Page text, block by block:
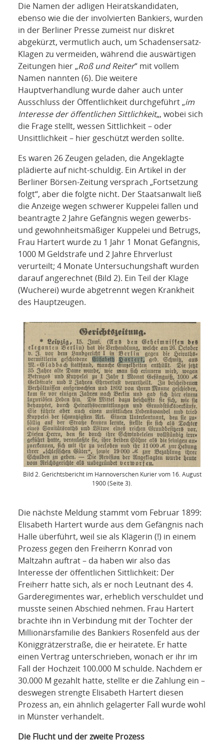
Die Namen der adligen Heiratskandidaten,
ebenso wie die der involvierten Bankiers, wurden
in der Berliner Presse zumeist nur diskret
abgekürzt, vermutlich auch, um Schadensersatz-
Klagen zu vermeiden, während die auswärtigen
Zeitungen hier „Roß und Reiter“ mit vollem
Namen nannten (6). Die weitere
Hauptverhandlung wurde daher auch unter
Ausschluss der Öffentlichkeit durchgeführt „im
Interesse der öffentlichen Sittlichkeit„, wobei sich
die Frage stellt, wessen Sittlichkeit – oder
Unsittlichkeit – hier geschützt werden sollte.
Es waren 26 Zeugen geladen, die Angeklagte
plädierte auf nicht-schuldig. Ein Artikel in der
Berliner Börsen-Zeitung versprach „Fortsetzung
folgt“, aber die folgte nicht. Der Staatsanwalt ließ
die Anzeige wegen schwerer Kuppelei fallen und
beantragte 2 Jahre Gefängnis wegen gewerbs-
und gewohnheitsmäßiger Kuppelei und Betrugs,
Frau Hartert wurde zu 1 Jahr 1 Monat Gefängnis,
1000 M Geldstrafe und 2 Jahre Ehrverlust
verurteilt; 4 Monate Untersuchungshaft wurden
darauf angerechnet (Bild 2). Ein Teil der Klage
(Wucherei) wurde abgetrennt wegen Krankheit
des Hauptzeugen.
Bild 2. Gerichtsbericht im Hannoverschen Kurier vom 16. August
1900 (Seite 3).
Die nächste Meldung stammt vom Februar 1899:
Elisabeth Hartert wurde aus dem Gefängnis nach
Halle überführt, weil sie als Klägerin (!) in einem
Prozess gegen den Freiherrn Konrad von
Maltzahn auftrat – da haben wir also das
Interesse der öffentlichen Sittlichkeit: Der
Freiherr hatte sich, als er noch Leutnant des 4.
Garderegimentes war, erheblich verschuldet und
musste seinen Abschied nehmen. Frau Hartert
brachte ihn in Verbindung mit der Tochter der
Millionärsfamilie des Bankiers Rosenfeld aus der
Königgrätzerstraße, die er heiratete. Er hatte
einen Vertrag unterschrieben, wonach er ihr im
Fall der Hochzeit 100.000 M schulde. Nachdem er
30.000 M gezahlt hatte, stellte er die Zahlung ein –
deswegen strengte Elisabeth Hartert diesen
Prozess an, ein ähnlich gelagerter Fall wurde wohl
in Münster verhandelt.
Die Flucht und der zweite Prozess